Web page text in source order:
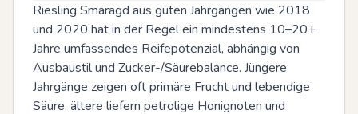
Riesling Smaragd aus guten Jahrgängen wie 2018
und 2020 hat in der Regel ein mindestens 10–20+
Jahre umfassendes Reifepotenzial, abhängig von
Ausbaustil und Zucker-/Säurebalance. Jüngere
Jahrgänge zeigen oft primäre Frucht und lebendige
Säure, ältere liefern petrolige Honignoten und